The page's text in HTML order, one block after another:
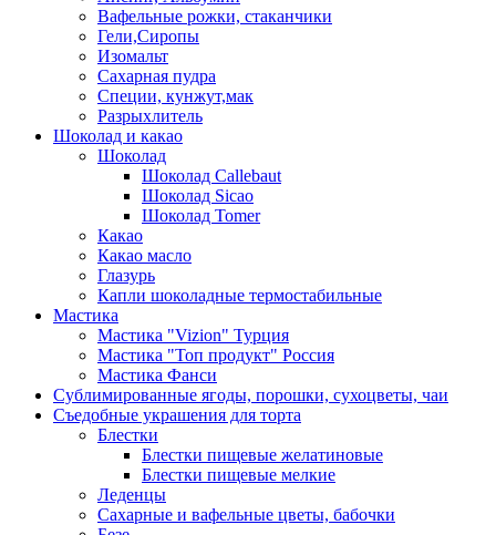
Вафельные рожки, стаканчики
Гели,Сиропы
Изомальт
Сахарная пудра
Специи, кунжут,мак
Разрыхлитель
Шоколад и какао
Шоколад
Шоколад Callebaut
Шоколад Sicao
Шоколад Tomer
Какао
Какао масло
Глазурь
Капли шоколадные термостабильные
Мастика
Мастика "Vizion" Турция
Мастика "Топ продукт" Россия
Мастика Фанси
Сублимированные ягоды, порошки, сухоцветы, чаи
Съедобные украшения для торта
Блестки
Блестки пищевые желатиновые
Блестки пищевые мелкие
Леденцы
Сахарные и вафельные цветы, бабочки